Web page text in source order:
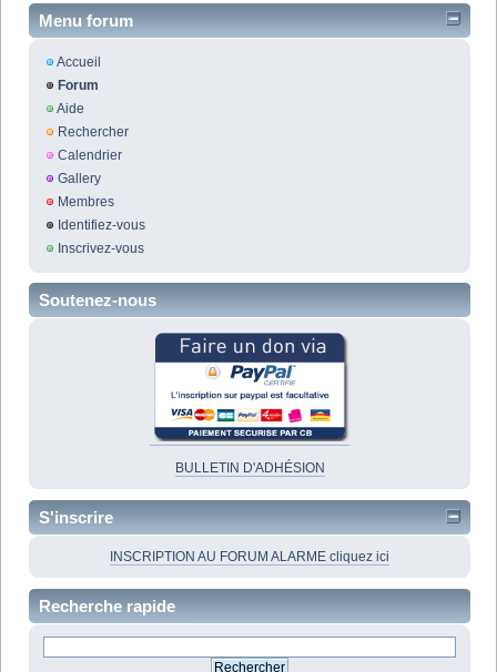
Menu forum
Accueil
Forum
Aide
Rechercher
Calendrier
Gallery
Membres
Identifiez-vous
Inscrivez-vous
Soutenez-nous
BULLETIN D'ADHÉSION
S'inscrire
INSCRIPTION AU FORUM ALARME cliquez ici
Recherche rapide